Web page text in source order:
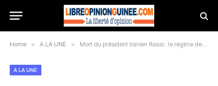
Home » A LA UNE » Mort du président Iranien Raissi : le régime des ayatollahs va rester en place, selon des commentateurs israéliens
A LA UNE